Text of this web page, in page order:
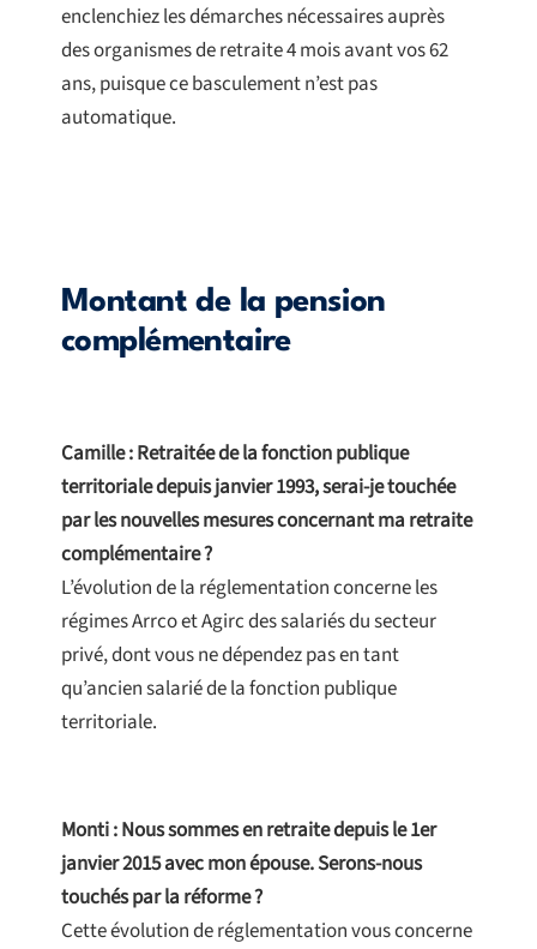
enclenchiez les démarches nécessaires auprès
des organismes de retraite 4 mois avant vos 62
ans, puisque ce basculement n’est pas
automatique.
Montant de la pension
complémentaire
Camille : Retraitée de la fonction publique
territoriale depuis janvier 1993, serai-je touchée
par les nouvelles mesures concernant ma retraite
complémentaire ?
L’évolution de la réglementation concerne les
régimes Arrco et Agirc des salariés du secteur
privé, dont vous ne dépendez pas en tant
qu’ancien salarié de la fonction publique
territoriale.
Monti : Nous sommes en retraite depuis le 1er
janvier 2015 avec mon épouse. Serons-nous
touchés par la réforme ?
Cette évolution de réglementation vous concerne